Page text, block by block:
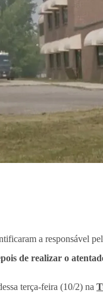
a responsável
de realizar o
terça-feira (10/2) na